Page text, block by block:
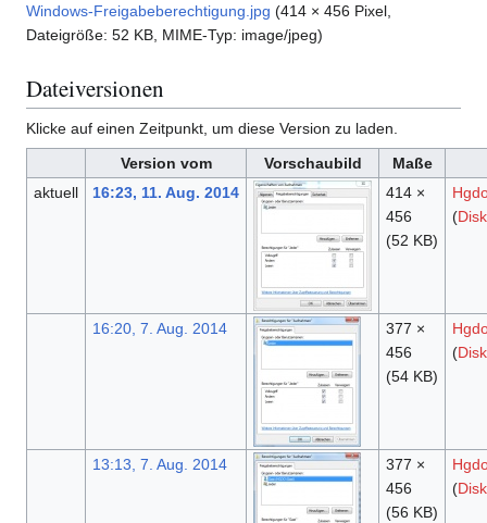
Windows-Freigabeberechtigung.jpg (414 × 456 Pixel,
Dateigröße: 52 KB, MIME-Typ: image/jpeg)
Dateiversionen
Klicke auf einen Zeitpunkt, um diese Version zu laden.
Version vom
Vorschaubild
Maße
aktuell
16:23, 11. Aug. 2014
414 ×
456
(52 KB)
(
16:20, 7. Aug. 2014
377 ×
456
(54 KB)
(
13:13, 7. Aug. 2014
377 ×
456
(56 KB)
(